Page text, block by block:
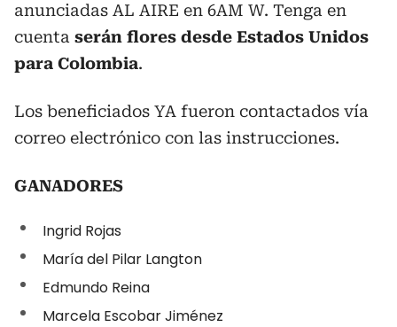
anunciadas AL AIRE en 6AM W. Tenga en
cuenta serán flores desde Estados Unidos
para Colombia.
Los beneficiados YA fueron contactados vía
correo electrónico con las instrucciones.
GANADORES
Ingrid Rojas
María del Pilar Langton
Edmundo Reina
Marcela Escobar Jiménez